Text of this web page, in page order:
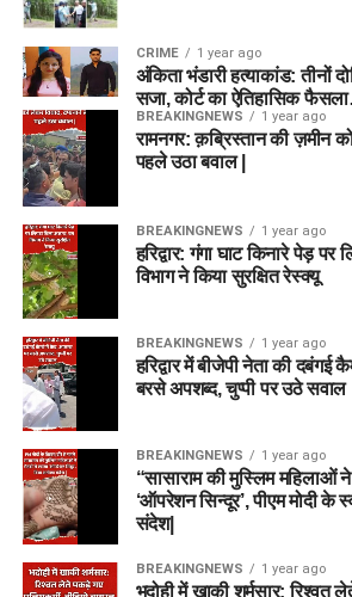
CRIME 1 year ago
अंकिता भंडारी हत्याकांड: तीनों
सजा, कोर्ट का ऐतिहासिक
BREAKINGNEWS 1 year ago
रामनगर: क़ब्रिस्तान की ज़मीन
पहले उठा बवाल |
BREAKINGNEWS 1 year ago
हरिद्वार: गंगा घाट किनारे पेड़
विभाग ने किया सुरक्षित रेस्क्यू
BREAKINGNEWS 1 year ago
हरिद्वार में बीजेपी नेता की
बरसे अपशब्द, चुप्पी पर उठे सवाल
BREAKINGNEWS 1 year ago
“सासाराम की मुस्लिम महिलाओं
‘ऑपरेशन सिन्दूर’, पीएम मोदी के
संदेश|
BREAKINGNEWS 1 year ago
भदोही में खाकी शर्मसार: रिश्वत